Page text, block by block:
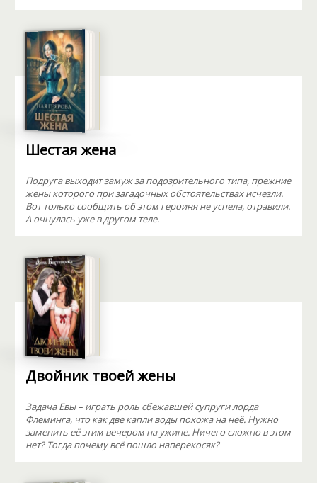
Шестая жена
Подруга выходит замуж за подозрительного типа, прежние
жены которого при загадочных обстоятельствах исчезли.
Вот только сообщить об этом героиня не успела, отравили.
А очнулась уже в другом теле.
Двойник твоей жены
Задача Евы – играть роль сбежавшей супруги лорда
Флеминга, что как две капли воды похожа на неё. Нужно
заменить её этим вечером на ужине. Ничего сложно в этом
нет? Тогда почему всё пошло наперекосяк?